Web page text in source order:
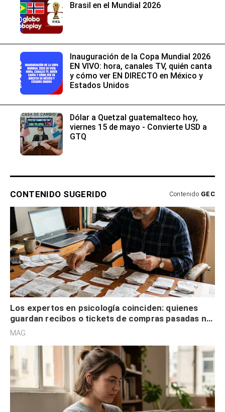
Brasil en el Mundial 2026
Inauguración de la Copa Mundial 2026
EN VIVO: hora, canales TV, quién canta
y cómo ver EN DIRECTO en México y
Estados Unidos
Dólar a Quetzal guatemalteco hoy,
viernes 15 de mayo - Convierte USD a
GTQ
CONTENIDO SUGERIDO Contenido GEC
Los expertos en psicología coinciden: quienes
guardan recibos o tickets de compras pasadas no
son acumuladores, sino que tienen necesidad de
MAG.